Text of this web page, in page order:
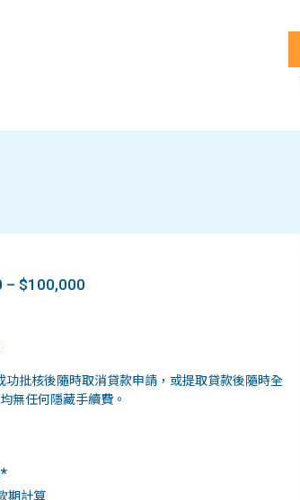
– $100,000
功批核後隨時取消貸款申請，或提取貸款後隨時全
無任何隱藏手續費。
期計算